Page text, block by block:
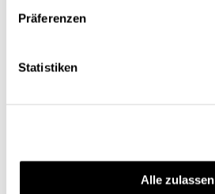
Präferenzen
Statistiken
Alle zulassen
Einblick
Serien
Ökonomie kurz erklärt
Datenschutz/Rechtliches